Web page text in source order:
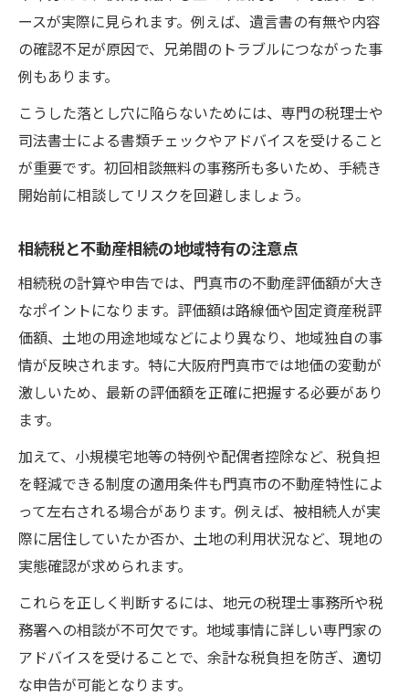
ースが実際に見られます。例えば、遺言書の有無や内容
の確認不足が原因で、兄弟間のトラブルにつながった事
例もあります。
こうした落とし穴に陥らないためには、専門の税理士や
司法書士による書類チェックやアドバイスを受けること
が重要です。初回相談無料の事務所も多いため、手続き
開始前に相談してリスクを回避しましょう。
相続税と不動産相続の地域特有の注意点
相続税の計算や申告では、門真市の不動産評価額が大き
なポイントになります。評価額は路線価や固定資産税評
価額、土地の用途地域などにより異なり、地域独自の事
情が反映されます。特に大阪府門真市では地価の変動が
激しいため、最新の評価額を正確に把握する必要があり
ます。
加えて、小規模宅地等の特例や配偶者控除など、税負担
を軽減できる制度の適用条件も門真市の不動産特性によ
って左右される場合があります。例えば、被相続人が実
際に居住していたか否か、土地の利用状況など、現地の
実態確認が求められます。
これらを正しく判断するには、地元の税理士事務所や税
務署への相談が不可欠です。地域事情に詳しい専門家の
アドバイスを受けることで、余計な税負担を防ぎ、適切
な申告が可能となります。